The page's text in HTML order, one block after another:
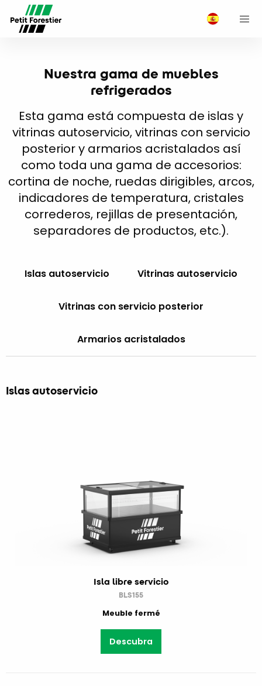
Nuestra gama de muebles
refrigerados
Esta gama está compuesta de islas y
vitrinas autoservicio, vitrinas con servicio
posterior y armarios acristalados así
como toda una gama de accesorios:
cortina de noche, ruedas dirigibles, arcos,
indicadores de temperatura, cristales
correderos, rejillas de presentación,
separadores de productos, etc.).
Islas autoservicio Vitrinas autoservicio
Vitrinas con servicio posterior
Armarios acristalados
Islas autoservicio
Isla libre servicio
BLS155
Meuble fermé
Descubra